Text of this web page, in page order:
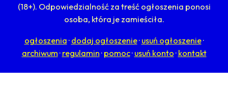
(18+). Odpowiedzialność za treść ogłoszenia ponosi
osoba, która je zamieściła.
ogłoszenia · dodaj ogłoszenie· usuń ogłoszenie·
archiwum · regulamin · pomoc· usuń konto · kontakt